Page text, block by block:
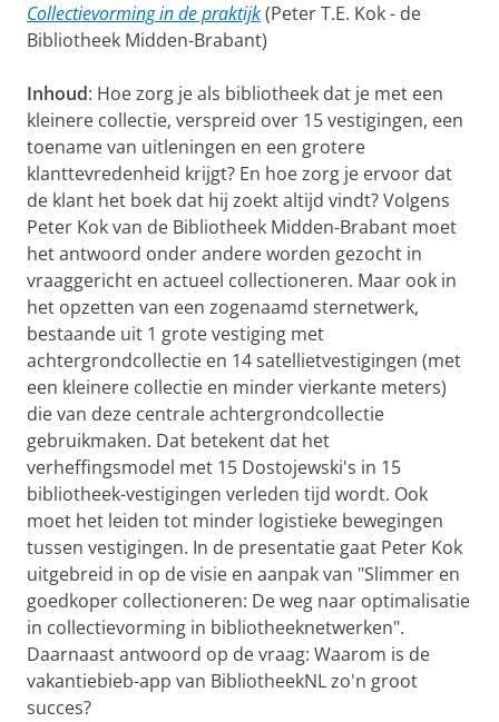
Collectievorming in de praktijk(Peter T.E. Kok - de
Bibliotheek Midden-Brabant)
Inhoud: Hoe zorg je als bibliotheek dat je met een
kleinere collectie, verspreid over 15 vestigingen, een
toename van uitleningen en een grotere
klanttevredenheid krijgt? En hoe zorg je ervoor dat
de klant het boek dat hij zoekt altijd vindt? Volgens
Peter Kok van de Bibliotheek Midden-Brabant moet
het antwoord onder andere worden gezocht in
vraaggericht en actueel collectioneren. Maar ook in
het opzetten van een zogenaamd sternetwerk,
bestaande uit 1 grote vestiging met
achtergrondcollectie en 14 satellietvestigingen (met
een kleinere collectie en minder vierkante meters)
die van deze centrale achtergrondcollectie
gebruikmaken. Dat betekent dat het
verheffingsmodel met 15 Dostojewski's in 15
bibliotheek-vestigingen verleden tijd wordt. Ook
moet het leiden tot minder logistieke bewegingen
tussen vestigingen. In de presentatie gaat Peter Kok
uitgebreid in op de visie en aanpak van "Slimmer en
goedkoper collectioneren: De weg naar optimalisatie
in collectievorming in bibliotheeknetwerken".
Daarnaast antwoord op de vraag: Waarom is de
vakantiebieb-app van BibliotheekNL zo'n groot
succes?